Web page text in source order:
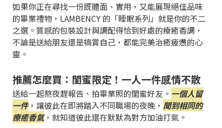
如果你正在尋找一份既體面、實用，又能展現絕佳品味
的畢業禮物，LAMBENCY 的「睡眠系列」就是你的不二
之選。質感的包裝設計與調配得恰到好處的療癒香調，
不論是送給朋友還是犒賞自己，都能完美治癒疲憊的心
靈。
推薦怎麼買：閨蜜限定！一人一件感情不散
送給一起熬夜趕報告、拍畢業照的閨蜜好友。 一個人留
一件，讓彼此在即將踏入不同職場的夜晚， 聞到相同的
療癒香氣，就知道彼此還在默默為對方加油打氣。